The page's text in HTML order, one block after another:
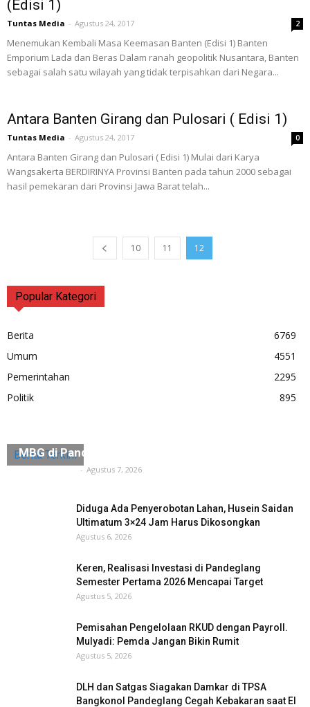
(Edisi 1)
Tuntas Media - Agustus 24, 2017 2
Menemukan Kembali Masa Keemasan Banten (Edisi 1) Banten
Emporium Lada dan Beras Dalam ranah geopolitik Nusantara, Banten
sebagai salah satu wilayah yang tidak terpisahkan dari Negara...
Antara Banten Girang dan Pulosari ( Edisi 1)
Tuntas Media - Agustus 24, 2017 0
Antara Banten Girang dan Pulosari ( Edisi 1) Mulai dari Karya
Wangsakerta BERDIRINYA Provinsi Banten pada tahun 2000 sebagai
hasil pemekaran dari Provinsi Jawa Barat telah...
10 11 12
Popular Kategori
Berita
6769
Umum
4551
Pemerintahan
2295
Politik
895
Berita Terkini
MBG di Pandeglang Berhenti Beroperasi
- Agustus 7, 2026
Diduga Ada Penyerobotan Lahan, Husein Saidan
Ultimatum 3×24 Jam Harus Dikosongkan
Agustus 6, 2026
Keren, Realisasi Investasi di Pandeglang
Semester Pertama 2026 Mencapai Target
Agustus 5, 2026
Pemisahan Pengelolaan RKUD dengan Payroll.
Mulyadi: Pemda Jangan Bikin Rumit
Agustus 5, 2026
DLH dan Satgas Siagakan Damkar di TPSA
Bangkonol Pandeglang Cegah Kebakaran saat El